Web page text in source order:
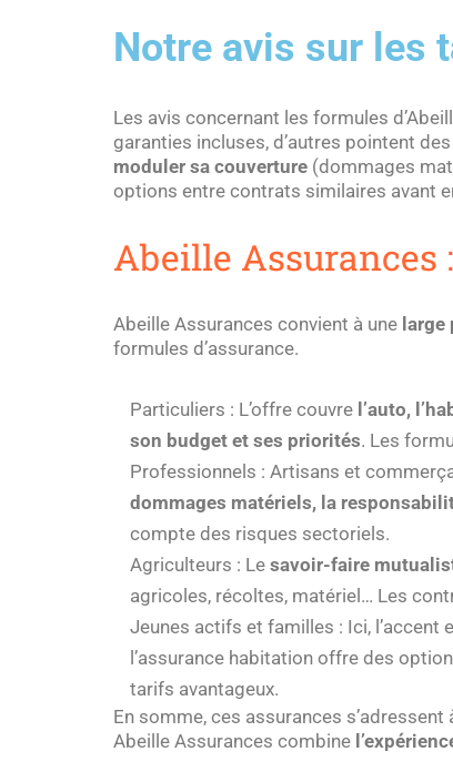
Notre avis sur les
Les avis concernant les formules
garanties incluses, d’autres pointent des
moduler sa couverture (dommages
options entre contrats similaires avant
Abeille Assurances
Abeille Assurances convient à une
formules d’assurance.
Particuliers : L’offre couvre l’auto,
son budget et ses priorités. Les
Professionnels : Artisans et
dommages matériels, la
compte des risques sectoriels.
Agriculteurs : Le savoir-faire
agricoles, récoltes, matériel… Les
Jeunes actifs et familles : Ici, l’accent
l’assurance habitation offre des
tarifs avantageux.
En somme, ces assurances
Abeille Assurances combine